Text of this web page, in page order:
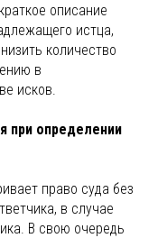
описание
истца,
количество
в
исков.
при определении
право суда без
в случае
В свою очередь